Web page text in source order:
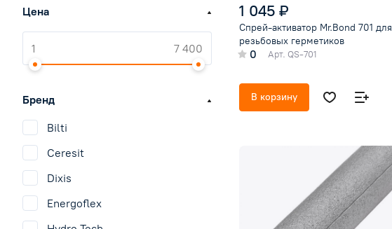
1 045 ₽
Спрей-активатор Mr.Bond 701 для
резьбовых герметиков
0 Арт. QS-701
В корзину
Цена
Бренд
Bilti
Ceresit
Dixis
Energoflex